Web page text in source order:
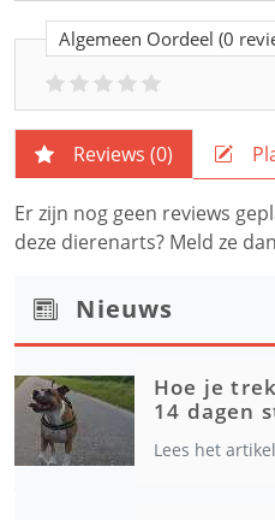
Algemeen Oordeel (0
Reviews (0)
Er zijn nog geen reviews
deze dierenarts? Meld ze
Nieuws
Hoe je
14 dagen
Lees het artikel